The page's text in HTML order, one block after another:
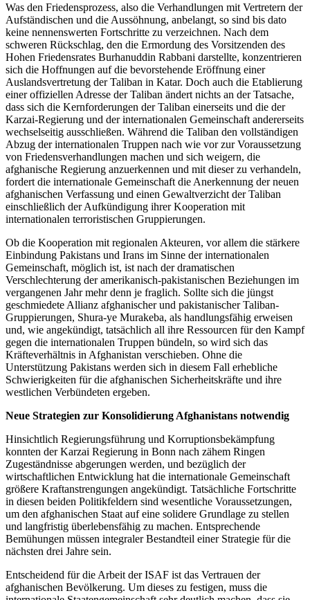
Was den Friedensprozess, also die Verhandlungen mit Vertretern der
Aufständischen und die Aussöhnung, anbelangt, so sind bis dato
keine nennenswerten Fortschritte zu verzeichnen. Nach dem
schweren Rückschlag, den die Ermordung des Vorsitzenden des
Hohen Friedensrates Burhanuddin Rabbani darstellte, konzentrieren
sich die Hoffnungen auf die bevorstehende Eröffnung einer
Auslandsvertretung der Taliban in Katar. Doch auch die Etablierung
einer offiziellen Adresse der Taliban ändert nichts an der Tatsache,
dass sich die Kernforderungen der Taliban einerseits und die der
Karzai-Regierung und der internationalen Gemeinschaft andererseits
wechselseitig ausschließen. Während die Taliban den vollständigen
Abzug der internationalen Truppen nach wie vor zur Voraussetzung
von Friedensverhandlungen machen und sich weigern, die
afghanische Regierung anzuerkennen und mit dieser zu verhandeln,
fordert die internationale Gemeinschaft die Anerkennung der neuen
afghanischen Verfassung und einen Gewaltverzicht der Taliban
einschließlich der Aufkündigung ihrer Kooperation mit
internationalen terroristischen Gruppierungen.
Ob die Kooperation mit regionalen Akteuren, vor allem die stärkere
Einbindung Pakistans und Irans im Sinne der internationalen
Gemeinschaft, möglich ist, ist nach der dramatischen
Verschlechterung der amerikanisch-pakistanischen Beziehungen im
vergangenen Jahr mehr denn je fraglich. Sollte sich die jüngst
geschmiedete Allianz afghanischer und pakistanischer Taliban-
Gruppierungen, Shura-ye Murakeba, als handlungsfähig erweisen
und, wie angekündigt, tatsächlich all ihre Ressourcen für den Kampf
gegen die internationalen Truppen bündeln, so wird sich das
Kräfteverhältnis in Afghanistan verschieben. Ohne die
Unterstützung Pakistans werden sich in diesem Fall erhebliche
Schwierigkeiten für die afghanischen Sicherheitskräfte und ihre
westlichen Verbündeten ergeben.
Neue Strategien zur Konsolidierung Afghanistans notwendig
Hinsichtlich Regierungsführung und Korruptionsbekämpfung
konnten der Karzai Regierung in Bonn nach zähem Ringen
Zugeständnisse abgerungen werden, und bezüglich der
wirtschaftlichen Entwicklung hat die internationale Gemeinschaft
größere Kraftanstrengungen angekündigt. Tatsächliche Fortschritte
in diesen beiden Politikfeldern sind wesentliche Voraussetzungen,
um den afghanischen Staat auf eine solidere Grundlage zu stellen
und langfristig überlebensfähig zu machen. Entsprechende
Bemühungen müssen integraler Bestandteil einer Strategie für die
nächsten drei Jahre sein.
Entscheidend für die Arbeit der ISAF ist das Vertrauen der
afghanischen Bevölkerung. Um dieses zu festigen, muss die